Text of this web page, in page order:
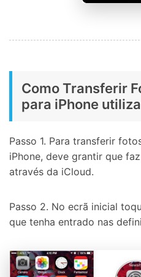
Como Transferir
para iPhone
Passo 1. Para transferir
iPhone, deve grantir que
através da iCloud.
Passo 2. No ecrã inicial
que tenha entrado nas